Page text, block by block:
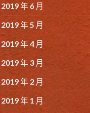
2019 年 6 月
2019 年 5 月
2019 年 4 月
2019 年 3 月
2019 年 2 月
2019 年 1 月